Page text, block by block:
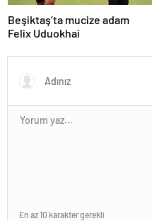
Beşiktaş’ta mucize adam
Felix Uduokhai
En az 10 karakter gerekli